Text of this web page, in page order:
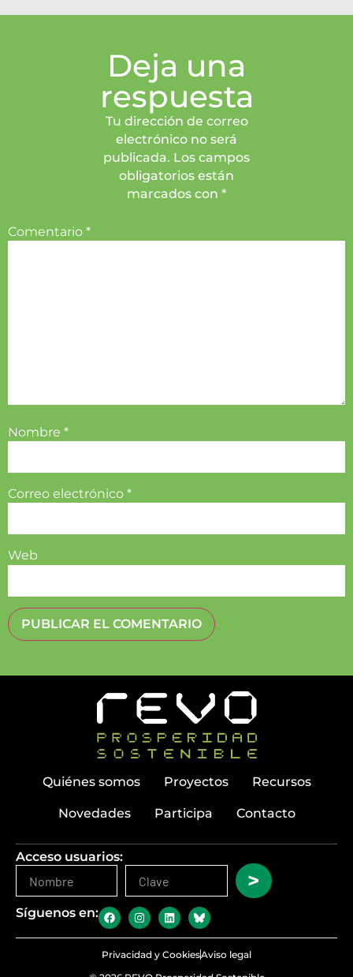
Deja una
respuesta
Tu dirección de correo
electrónico no será
publicada. Los campos
obligatorios están
marcados con *
Comentario *
Nombre *
Correo electrónico *
Web
Quiénes somos Proyectos Recursos
Novedades Participa Contacto
Acceso usuarios:
>
Síguenos en:
Privacidad y CookiesAviso legal